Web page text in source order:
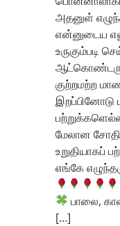
அதனுள்
என்னுடைய
உருகும்படி
குற்றமற்ற
இறப்பினோடு
மேலான
உறுதியாகப்
எங்கே
பாலை,
[…]